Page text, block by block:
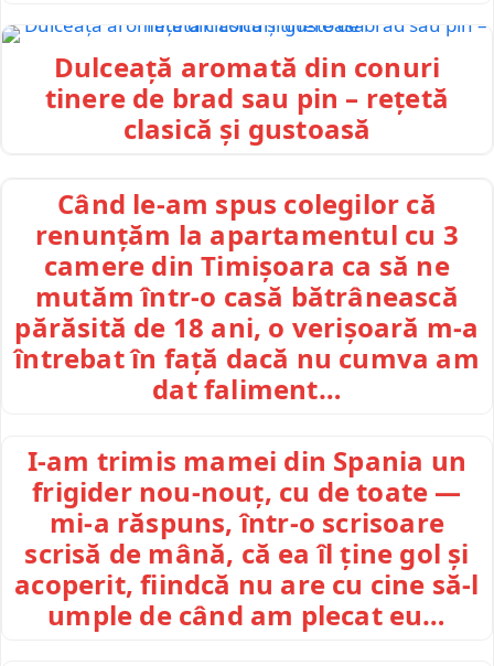
Dulceață aromată din conuri
tinere de brad sau pin – rețetă
clasică și gustoasă
Când le-am spus colegilor că
renunțăm la apartamentul cu 3
camere din Timișoara ca să ne
mutăm într-o casă bătrânească
părăsită de 18 ani, o verișoară m-a
întrebat în față dacă nu cumva am
dat faliment…
I-am trimis mamei din Spania un
frigider nou-nouț, cu de toate —
mi-a răspuns, într-o scrisoare
scrisă de mână, că ea îl ține gol și
acoperit, fiindcă nu are cu cine să-l
umple de când am plecat eu…